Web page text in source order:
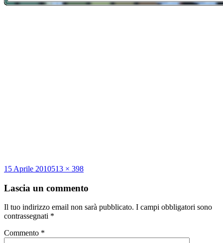
Scritto
15 Aprile 2010Dimensione
513 × 398
Lascia un commento
Il tuo indirizzo email non sarà pubblicato. I campi obbligatori sono
contrassegnati *
Commento *